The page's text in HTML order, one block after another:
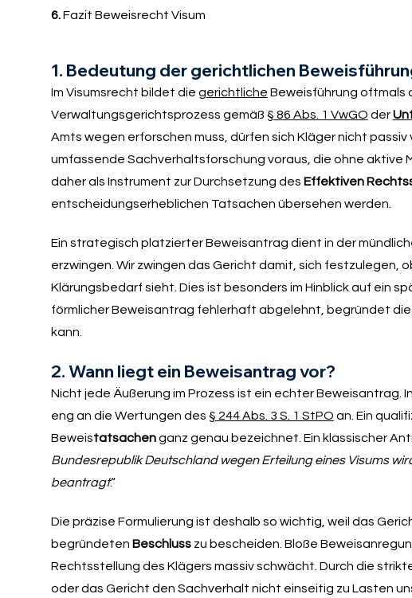
6.Fazit Beweisrecht Visum
1. Bedeutung der gerichtlichen
Im Visumsrecht bildet die gerichtliche Beweisführung oftmals
Verwaltungsgerichtsprozess gemäß § 86 Abs. 1 VwGO der
Amts wegen erforschen muss, dürfen sich Kläger nicht
umfassende Sachverhaltsforschung voraus, die ohne
daher als Instrument zur Durchsetzung des Effektiven
entscheidungserheblichen Tatsachen übersehen werden.
Ein strategisch platzierter Beweisantrag dient in der
erzwingen. Wir zwingen das Gericht damit, sich
Klärungsbedarf sieht. Dies ist besonders im Hinblick auf ein
förmlicher Beweisantrag fehlerhaft abgelehnt, begründet
kann.
2. Wann liegt ein Beweisantrag vor?
Nicht jede Äußerung im Prozess ist ein echter Beweisantrag.
eng an die Wertungen des § 244 Abs. 3 S. 1 StPO an. Ein
Beweistatsachenganz genau bezeichnet. Ein klassischer
Bundesrepublik Deutschland wegen Erteilung eines Visums
beantragt.“
Die präzise Formulierung ist deshalb so wichtig, weil das
begründeten Beschlusszu bescheiden. Bloße
Rechtsstellung des Klägers massiv schwächt. Durch die
oder das Gericht den Sachverhalt nicht einseitig zu Lasten